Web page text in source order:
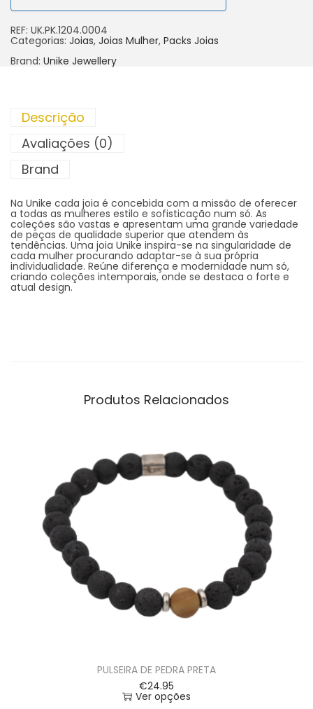
REF: UK.PK.1204.0004
Categorias: Joias, Joias Mulher, Packs Joias
Brand: Unike Jewellery
Descrição
Avaliações (0)
Brand
Na Unike cada joia é concebida com a missão de oferecer
a todas as mulheres estilo e sofisticação num só. As
coleções são vastas e apresentam uma grande variedade
de peças de qualidade superior que atendem às
tendências. Uma joia Unike inspira-se na singularidade de
cada mulher procurando adaptar-se à sua própria
individualidade. Reúne diferença e modernidade num só,
criando coleções intemporais, onde se destaca o forte e
atual design.
Produtos Relacionados
PULSEIRA DE PEDRA PRETA
€24.95
Ver opções